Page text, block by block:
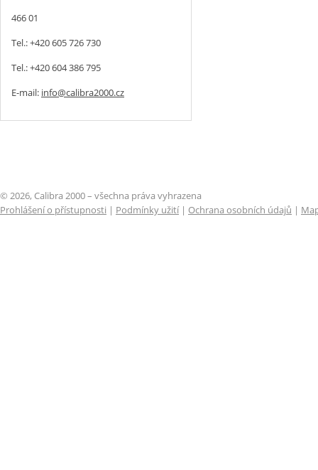
466 01
Tel.: +420 605 726 730
Tel.: +420 604 386 795
E-mail: info@calibra2000.cz
© 2026, Calibra 2000 – všechna práva vyhrazena
Prohlášení o přístupnosti | Podmínky užití| Ochrana osobních údajů |